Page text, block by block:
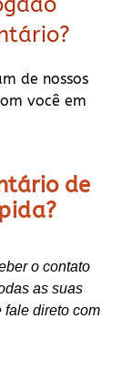
de nossos
você em
de
o contato
as suas
fale direto com